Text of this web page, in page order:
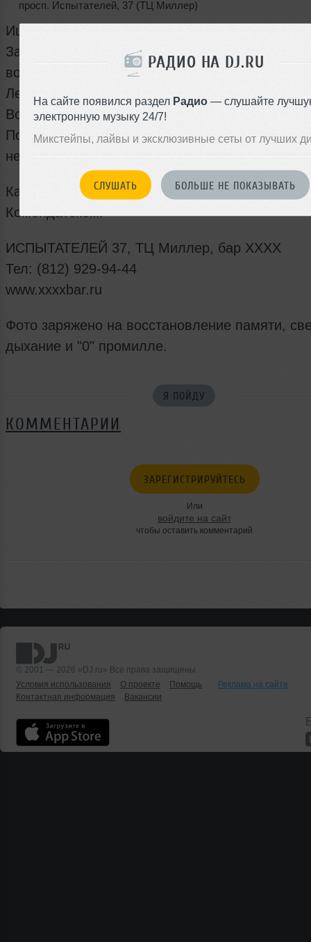
РАДИО НА DJ.RU
На сайте появился раздел Радио — слушайте
электронную музыку 24/7!
Микстейпы, лайвы и эксклюзивные сеты от лучших
СЛУШАТЬ БОЛЬШЕ НЕ ПОКАЗЫВАТЬ
просп. Испытателей, 37 (ТЦ Миллер)
Ищешь утренней свежести?
Забава и Снежа приглашают на
воскресенье!
Лечим сушняк, бодун и перегар.
Возвращаем былую легкость и бодрость.
Поднимаем настроение и заряжаем
неделю!
Каждое воскресенье Опохмел Party в баре
Комендатском!
ИСПЫТАТЕЛЕЙ 37, ТЦ Миллер, бар ХХХХ
Тел: (812) 929-94-44
www.xxxxbar.ru
Фото заряжено на восстановление памяти,
дыхание и "0" промилле.
Я ПОЙДУ
КОММЕНТАРИИ
ЗАРЕГИСТРИРУЙТЕСЬ
Или
войдите на сайт
чтобы оставить комментарий
© 2001 — 2026 «DJ.ru» Все права защищены.
Условия использования
О проекте Помощь
Реклама на сайте
Контактная информация
Вакансии